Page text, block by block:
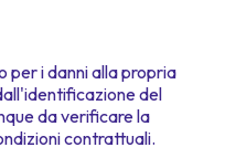
per i danni alla propria
del
da verificare la
contrattuali.